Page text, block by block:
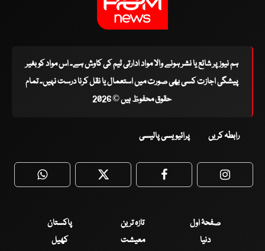
ہم نیوز پر شائع یا نشر ہونے والا مواد ادارتی ٹیم کی کاوش ہے۔ اس مواد کو بغیر
پیشگی اجازت کسی بھی صورت میں استعمال یا نقل کرنا درست نہیں۔ تمام
حقوق محفوظ ہیں © 2026
رابطہ کریں پرائیویسی پالیسی
WhatsApp Twitter Facebook
صفحۂ اول تازہ ترین
پاکستان
دنیا
معیشت
کھیل